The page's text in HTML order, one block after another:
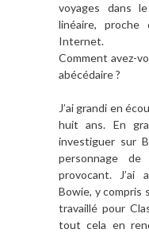
voyages dans
linéaire,
Internet.
Comment avez-
abécédaire ?
J’ai grandi en
huit ans. En
investiguer sur
personnage
provocant. J’ai
Bowie, y compris
travaillé pour
tout cela en